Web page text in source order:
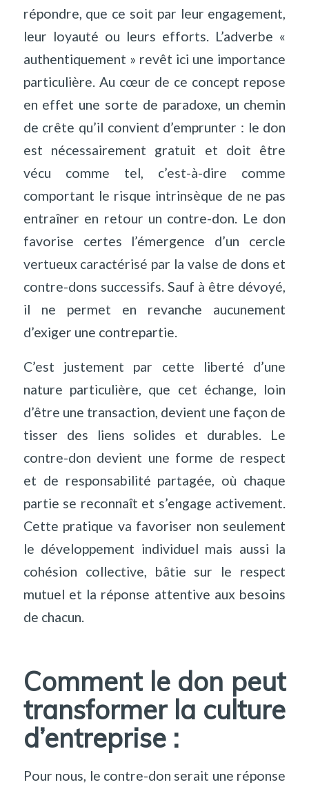
répondre, que ce soit par leur engagement,
leur loyauté ou leurs efforts. L’adverbe «
authentiquement » revêt ici une importance
particulière. Au cœur de ce concept repose
en effet une sorte de paradoxe, un chemin
de crête qu’il convient d’emprunter : le don
est nécessairement gratuit et doit être
vécu comme tel, c’est-à-dire comme
comportant le risque intrinsèque de ne pas
entraîner en retour un contre-don. Le don
favorise certes l’émergence d’un cercle
vertueux caractérisé par la valse de dons et
contre-dons successifs. Sauf à être dévoyé,
il ne permet en revanche aucunement
d’exiger une contrepartie.
C’est justement par cette liberté d’une
nature particulière, que cet échange, loin
d’être une transaction, devient une façon de
tisser des liens solides et durables. Le
contre-don devient une forme de respect
et de responsabilité partagée, où chaque
partie se reconnaît et s’engage activement.
Cette pratique va favoriser non seulement
le développement individuel mais aussi la
cohésion collective, bâtie sur le respect
mutuel et la réponse attentive aux besoins
de chacun.
Comment le don peut
transformer la culture
d’entreprise :
Pour nous, le contre-don serait une réponse